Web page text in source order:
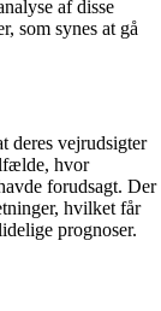
af disse
som synes at gå
deres vejrudsigter
hvor
forudsagt. Der
hvilket får
prognoser.